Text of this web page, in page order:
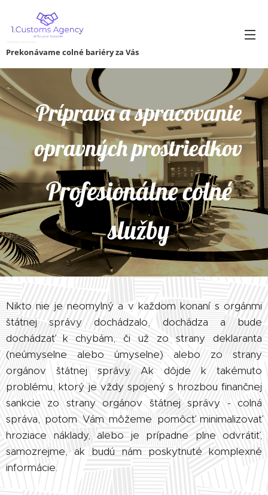
Prekonávame colné bariéry za Vás
Príprava a spracovanie
opravných prostriedkov
Profesionálne colné
služby
Nikto nie je neomylný a v každom konaní s orgánmi
štátnej správy dochádzalo, dochádza a bude
dochádzať k chybám, či už zo strany deklaranta
(neúmyselne alebo úmyselne) alebo zo strany
orgánov štátnej správy. Ak dôjde k takémuto
problému, ktorý je vždy spojený s hrozbou finančnej
sankcie zo strany orgánov štátnej správy - colná
správa, potom Vám môžeme pomôcť minimalizovať
hroziace náklady, alebo je prípadne plne odvrátiť,
samozrejme, ak budú nám poskytnuté komplexné
informácie.